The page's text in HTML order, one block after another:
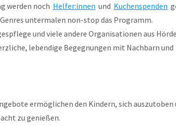
werden noch Helfer:innen und Kuchenspenden
untermalen non-stop das Programm.
und viele andere Organisationen aus Hörde
lebendige Begegnungen mit Nachbarn und
ermöglichen den Kindern, sich auszutoben
zu genießen.